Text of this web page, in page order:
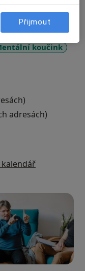
koučink
adresách)
Přijmout